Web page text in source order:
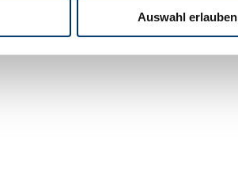
Auswahl erlauben